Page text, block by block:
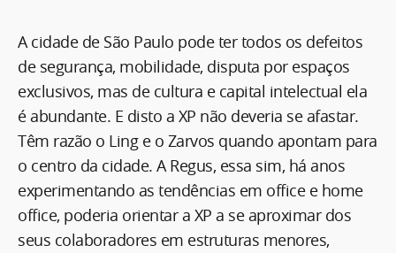
A cidade de São Paulo pode ter todos os defeitos
de segurança, mobilidade, disputa por espaços
exclusivos, mas de cultura e capital intelectual ela
é abundante. E disto a XP não deveria se afastar.
Têm razão o Ling e o Zarvos quando apontam para
o centro da cidade. A Regus, essa sim, há anos
experimentando as tendências em office e home
office, poderia orientar a XP a se aproximar dos
seus colaboradores em estruturas menores,